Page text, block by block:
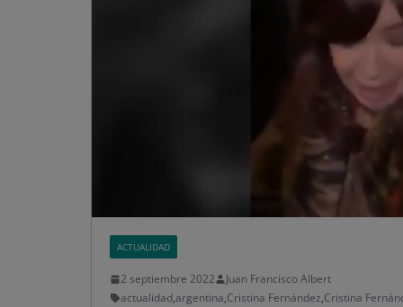
ACTUALIDAD
2 septiembre 2022
Juan Francisco Albert
actualidad,argentina,Cristina Fernández,Cristina